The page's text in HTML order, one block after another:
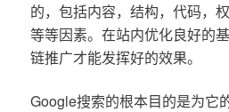
的，包括内容，结构，代码，
等等因素。在站内优化良好的
链推广才能发挥好的效果。
Google搜索的根本目的是为它